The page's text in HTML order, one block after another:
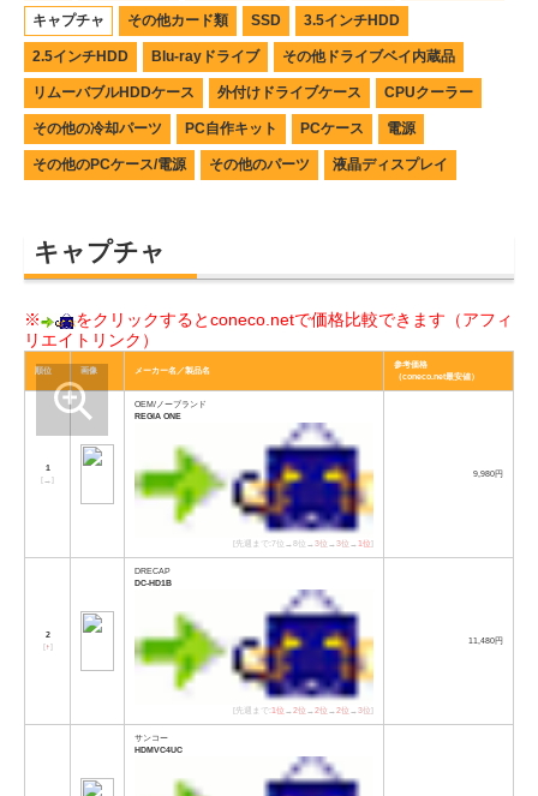
キャプチャ その他カード類 SSD 3.5インチHDD
2.5インチHDD Blu-rayドライブ その他ドライブベイ内蔵品
リムーバブルHDDケース 外付けドライブケース CPUクーラー
その他の冷却パーツ PC自作キット PCケース 電源
その他のPCケース/電源 その他のパーツ 液晶ディスプレイ
キャプチャ
※
をクリックするとconeco.netで価格比較できます（アフィ
リエイトリンク）
順位 画像 メーカー名／製品名
参考価格
（coneco.net最安値）
1
[
]
OEM/ノーブランド
REGIA ONE
[先週まで:7位→8位→3位 →3位 →1位]
9,980円
2
[↑]
DRECAP
DC-HD1B
[先週まで:1位 →2位 →2位 →2位 →3位]
11,480円
サンコー
HDMVC4UC